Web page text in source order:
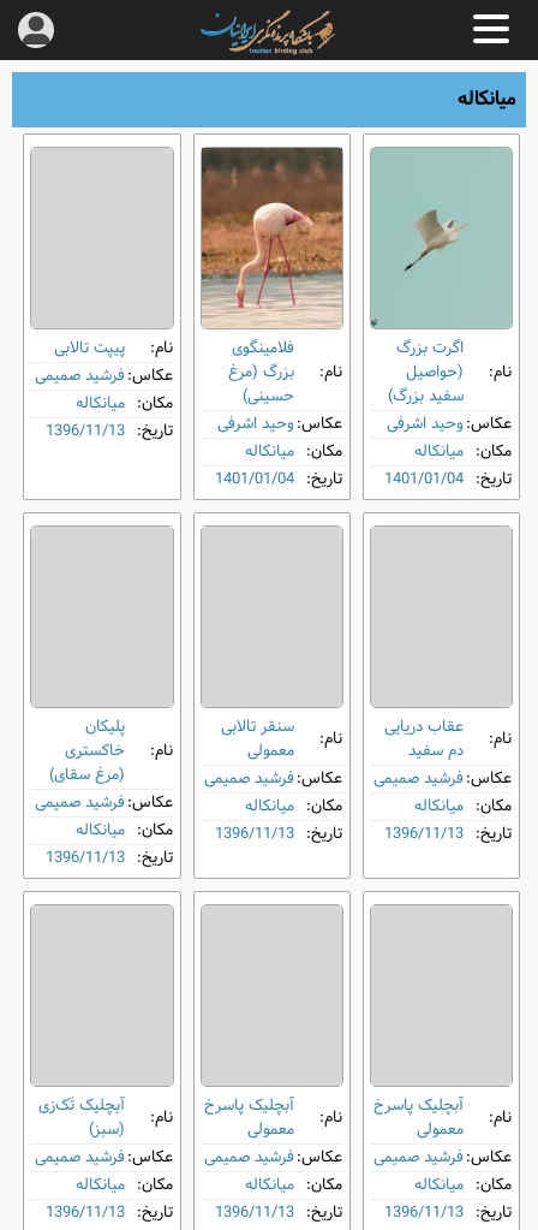
میانکاله
نام:
اگرت بزرگ
(حواصیل
سفید بزرگ)
عکاس:وحید اشرفی
مکان: میانکاله
تاریخ: 1401/01/04
نام:
فلامینگوی
بزرگ (مرغ
حسینی)
عکاس:وحید اشرفی
مکان: میانکاله
تاریخ: 1401/01/04
نام:
پیپت تالابی
عکاس:فرشید صمیمی
مکان: میانکاله
تاریخ: 1396/11/13
نام:
عقاب دریایی
دم‌ سفید
عکاس:فرشید صمیمی
مکان: میانکاله
تاریخ: 1396/11/13
نام:
سنقر تالابی
معمولی
عکاس:فرشید صمیمی
مکان: میانکاله
تاریخ: 1396/11/13
نام:
پلیکان
خاکستری
(مرغ سقای)
عکاس:فرشید صمیمی
مکان: میانکاله
تاریخ: 1396/11/13
نام:
آبچلیک پاسرخ
معمولی
عکاس:فرشید صمیمی
مکان: میانکاله
تاریخ: 1396/11/13
نام:
آبچلیک پاسرخ
معمولی
عکاس:فرشید صمیمی
مکان: میانکاله
تاریخ: 1396/11/13
نام:
آبچلیک تَک‌زی
(سبز)
عکاس:فرشید صمیمی
مکان: میانکاله
تاریخ: 1396/11/13